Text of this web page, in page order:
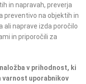
in napravah, preverja
preventivo na objektih in
ali naprave izda poročilo
in priporočili za
v prihodnost, ki
uporabnikov